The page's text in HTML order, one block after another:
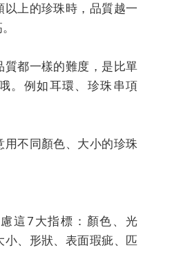
以上的珍珠時，品質越一
質都一樣的難度，是比單
。例如耳環、珍珠串項
用不同顏色、大小的珍珠
這7大指標：顏色、光
小、形狀、表面瑕疵、匹